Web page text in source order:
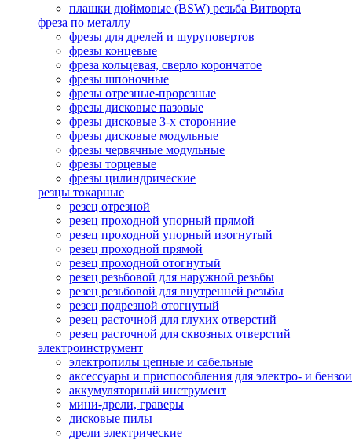
плашки дюймовые (BSW) резьба Витворта
фреза по металлу
фрезы для дрелей и шуруповертов
фрезы концевые
фреза кольцевая, сверло корончатое
фрезы шпоночные
фрезы отрезные-прорезные
фрезы дисковые пазовые
фрезы дисковые 3-х сторонние
фрезы дисковые модульные
фрезы червячные модульные
фрезы торцевые
фрезы цилиндрические
резцы токарные
резец отрезной
резец проходной упорный прямой
резец проходной упорный изогнутый
резец проходной прямой
резец проходной отогнутый
резец резьбовой для наружной резьбы
резец резьбовой для внутренней резьбы
резец подрезной отогнутый
резец расточной для глухих отверстий
резец расточной для сквозных отверстий
электроинструмент
электропилы цепные и сабельные
аксессуары и приспособления для электро- и
аккумуляторный инструмент
мини-дрели, граверы
дисковые пилы
дрели электрические